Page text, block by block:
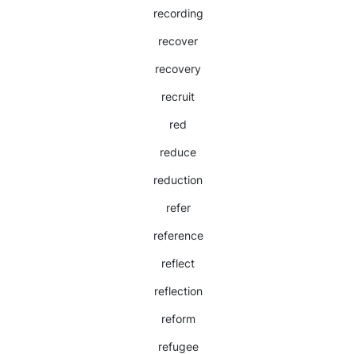
recording
recover
recovery
recruit
red
reduce
reduction
refer
reference
reflect
reflection
reform
refugee